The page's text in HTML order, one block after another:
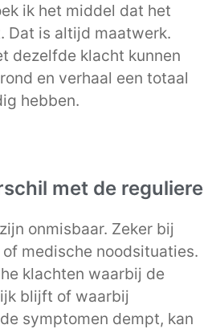
ik het middel dat het
Dat is altijd maatwerk.
dezelfde klacht kunnen
en verhaal een totaal
hebben.
met de reguliere
onmisbaar. Zeker bij
medische noodsituaties.
klachten waarbij de
blijft of waarbij
symptomen dempt, kan